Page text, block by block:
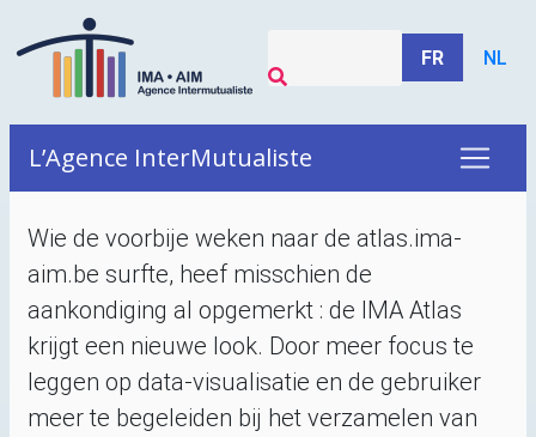
FR NL
L’Agence InterMutualiste
Wie de voorbije weken naar de atlas.ima-
aim.be surfte, heef misschien de
aankondiging al opgemerkt : de IMA Atlas
krijgt een nieuwe look. Door meer focus te
leggen op data-visualisatie en de gebruiker
meer te begeleiden bij het verzamelen van